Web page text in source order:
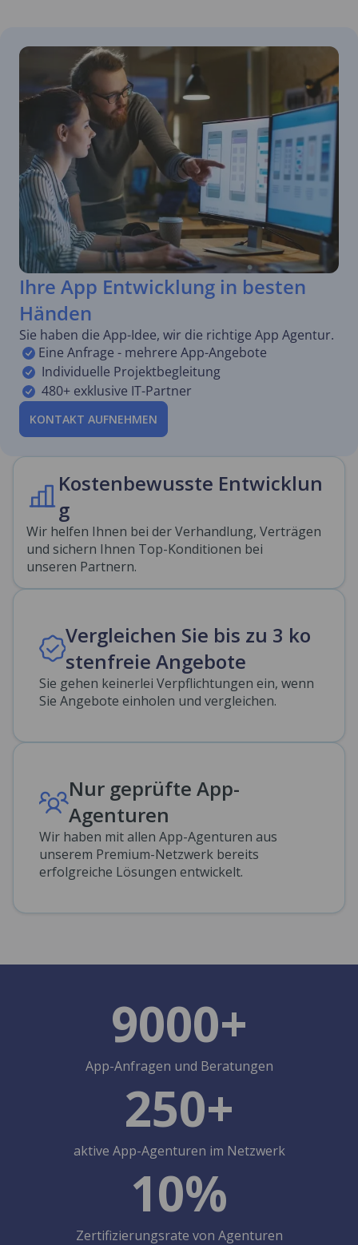
Ihre App Entwicklung in besten
Händen
Sie haben die App-Idee, wir die richtige App Agentur.
Eine Anfrage - mehrere App-Angebote
Individuelle Projektbegleitung
480+ exklusive IT-Partner
KONTAKT AUFNEHMEN
Kostenbewusste Entwicklun
g
Wir helfen Ihnen bei der Verhandlung, Verträgen
und sichern Ihnen Top-Konditionen bei
unseren Partnern.
Vergleichen Sie bis zu 3 ko
stenfreie Angebote
Sie gehen keinerlei Verpflichtungen ein, wenn
Sie Angebote einholen und vergleichen.
Nur geprüfte App-
Agenturen
Wir haben mit allen App-Agenturen aus
unserem Premium-Netzwerk bereits
erfolgreiche Lösungen entwickelt.
9000+
App-Anfragen und Beratungen
250+
aktive App-Agenturen im Netzwerk
10%
Zertifizierungsrate von Agenturen